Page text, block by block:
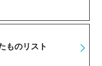
ものリスト